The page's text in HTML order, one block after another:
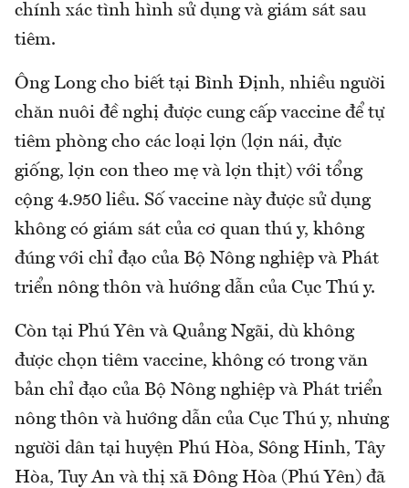
chính xác tình hình sử dụng và giám sát sau
tiêm.
Ông Long cho biết tại Bình Định, nhiều người
chăn nuôi đề nghị được cung cấp vaccine để tự
tiêm phòng cho các loại lợn (lợn nái, đực
giống, lợn con theo mẹ và lợn thịt) với tổng
cộng 4.950 liều. Số vaccine này được sử dụng
không có giám sát của cơ quan thú y, không
đúng với chỉ đạo của Bộ Nông nghiệp và Phát
triển nông thôn và hướng dẫn của Cục Thú y.
Còn tại Phú Yên và Quảng Ngãi, dù không
được chọn tiêm vaccine, không có trong văn
bản chỉ đạo của Bộ Nông nghiệp và Phát triển
nông thôn và hướng dẫn của Cục Thú y, nhưng
người dân tại huyện Phú Hòa, Sông Hinh, Tây
Hòa, Tuy An và thị xã Đông Hòa (Phú Yên) đã